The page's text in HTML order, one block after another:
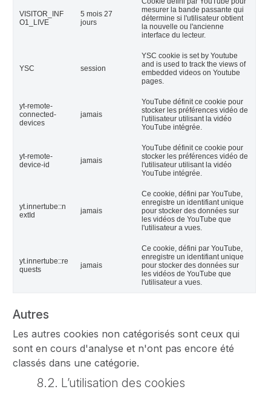
VISITOR_INF
O1_LIVE
5 mois 27
jours
mesurer la bande passante qui
détermine si l'utilisateur obtient
la nouvelle ou l'ancienne
interface du lecteur.
YSC session
YSC cookie is set by Youtube
and is used to track the views of
embedded videos on Youtube
pages.
yt-remote-
connected-
devices
jamais
YouTube définit ce cookie pour
stocker les préférences vidéo de
l'utilisateur utilisant la vidéo
YouTube intégrée.
yt-remote-
device-id
jamais
YouTube définit ce cookie pour
stocker les préférences vidéo de
l'utilisateur utilisant la vidéo
YouTube intégrée.
yt.innertube::n
extId
jamais
Ce cookie, défini par YouTube,
enregistre un identifiant unique
pour stocker des données sur
les vidéos de YouTube que
l'utilisateur a vues.
yt.innertube::re
quests
jamais
Ce cookie, défini par YouTube,
enregistre un identifiant unique
pour stocker des données sur
les vidéos de YouTube que
l'utilisateur a vues.
Autres
Les autres cookies non catégorisés sont ceux qui
sont en cours d'analyse et n'ont pas encore été
classés dans une catégorie.
8.2. L’utilisation des cookies